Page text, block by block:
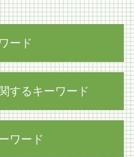
ード
するキーワード
ワード